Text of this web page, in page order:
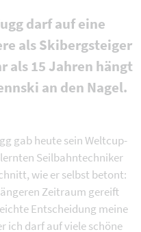
darf auf eine
als Skibergsteiger
als 15 Jahren hängt
an den Nagel.
gab heute sein Weltcup-
Seilbahntechniker
wie er selbst betont:
Zeitraum gereift
Entscheidung meine
ich darf auf viele schöne